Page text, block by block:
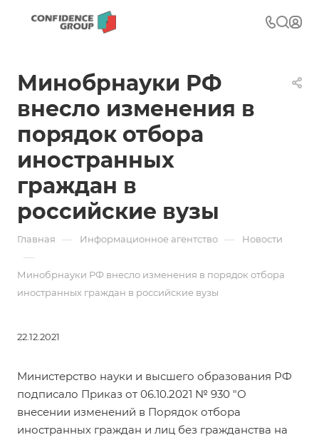
Минобрнауки РФ
внесло изменения в
порядок отбора
иностранных
граждан в
российские вузы
Главная — Информационное агентство — Новости
—
Минобрнауки РФ внесло изменения в порядок отбора
иностранных граждан в российские вузы
22.12.2021
Министерство науки и высшего образования РФ
подписало Приказ от 06.10.2021 № 930 "О
внесении изменений в Порядок отбора
иностранных граждан и лиц без гражданства на